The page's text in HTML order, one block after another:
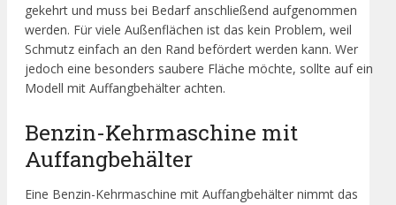
gekehrt und muss bei Bedarf anschließend aufgenommen
werden. Für viele Außenflächen ist das kein Problem, weil
Schmutz einfach an den Rand befördert werden kann. Wer
jedoch eine besonders saubere Fläche möchte, sollte auf ein
Modell mit Auffangbehälter achten.
Benzin-Kehrmaschine mit
Auffangbehälter
Eine Benzin-Kehrmaschine mit Auffangbehälter nimmt das